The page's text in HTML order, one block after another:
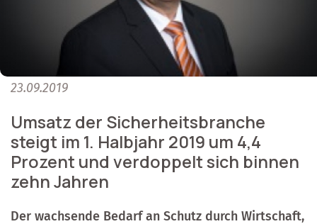
23.09.2019
Umsatz der Sicherheitsbranche
steigt im 1. Halbjahr 2019 um 4,4
Prozent und verdoppelt sich binnen
zehn Jahren
Der wachsende Bedarf an Schutz durch Wirtschaft,